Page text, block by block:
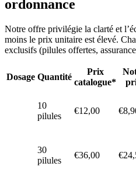
ordonnance
Notre offre privilégie la clarté et
moins le prix unitaire est élevé.
exclusifs (pilules offertes,
Dosage Quantité
Prix
catalogue*
10
pilules
€12,00
30
pilules
€36,00